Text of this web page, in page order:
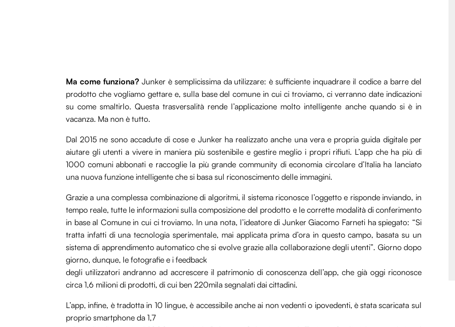
Ma come funziona? Junker è semplicissima da utilizzare: è sufficiente inquadrare il codice a barre del
prodotto che vogliamo gettare e, sulla base del comune in cui ci troviamo, ci verranno date indicazioni
su come smaltirlo. Questa trasversalità rende l’applicazione molto intelligente anche quando si è in
vacanza. Ma non è tutto.
Dal 2015 ne sono accadute di cose e Junker ha realizzato anche una vera e propria guida digitale per
aiutare gli utenti a vivere in maniera più sostenibile e gestire meglio i propri rifiuti. L’app che ha più di
1000 comuni abbonati e raccoglie la più grande community di economia circolare d’Italia ha lanciato
una nuova funzione intelligente che si basa sul riconoscimento delle immagini.
Grazie a una complessa combinazione di algoritmi, il sistema riconosce l’oggetto e risponde inviando, in
tempo reale, tutte le informazioni sulla composizione del prodotto e le corrette modalità di conferimento
in base al Comune in cui ci troviamo. In una nota, l’ideatore di Junker Giacomo Farneti ha spiegato: “Si
tratta infatti di una tecnologia sperimentale, mai applicata prima d’ora in questo campo, basata su un
sistema di apprendimento automatico che si evolve grazie alla collaborazione degli utenti”. Giorno dopo
giorno, dunque, le fotografie e i feedback
degli utilizzatori andranno ad accrescere il patrimonio di conoscenza dell’app, che già oggi riconosce
circa 1,6 milioni di prodotti, di cui ben 220mila segnalati dai cittadini.
L’app, infine, è tradotta in 10 lingue, è accessibile anche ai non vedenti o ipovedenti, è stata scaricata sul
proprio smartphone da 1,7